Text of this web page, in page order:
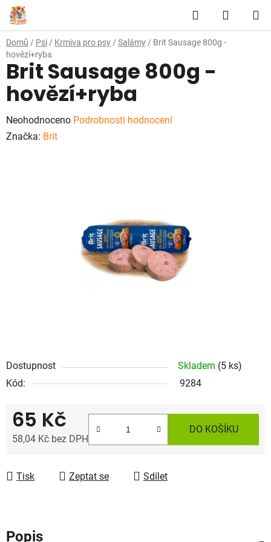
Přejít
na
obsah
Hledat
KOŠÍK
Domů / Psi / Krmiva pro psy / Salámy / Brit Sausage 800g -
hovězí+ryba
Dostupnost Skladem (5 ks)
Kód:
9284
65 Kč
58,04 Kč bez DPH
DO KOŠÍKU
Tisk Zeptat se Sdílet
Brit Sausage 800g -
hovězí+ryba
Průměrné
hodnocení
Neohodnoceno Podrobnosti hodnocení
Značka: Brit
Popis